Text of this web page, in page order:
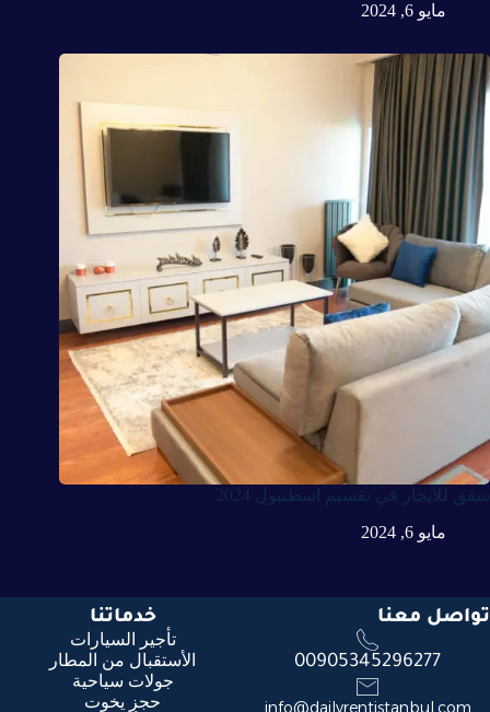
مايو 6, 2024
شقق للايجار في تقسيم اسطنبول 2024
مايو 6, 2024
تواصل معنا
00905345296277
info@dailyrentistanbul.com
خدماتنا
تأجير السيارات
الأستقبال من المطار
جولات سياحية
حجز يخوت